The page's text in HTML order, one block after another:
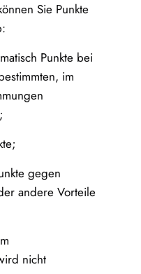
Sie Punkte
Punkte bei
im
gegen
andere Vorteile
nicht